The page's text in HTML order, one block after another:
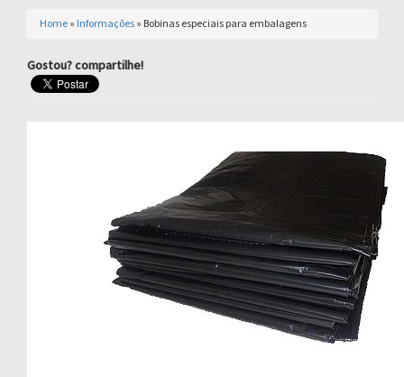
Home » Informações » Bobinas especiais para embalagens
Gostou? compartilhe!